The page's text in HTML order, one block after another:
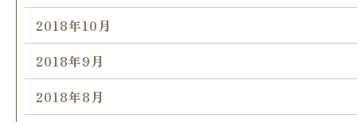
2018年10月
2018年9月
2018年8月